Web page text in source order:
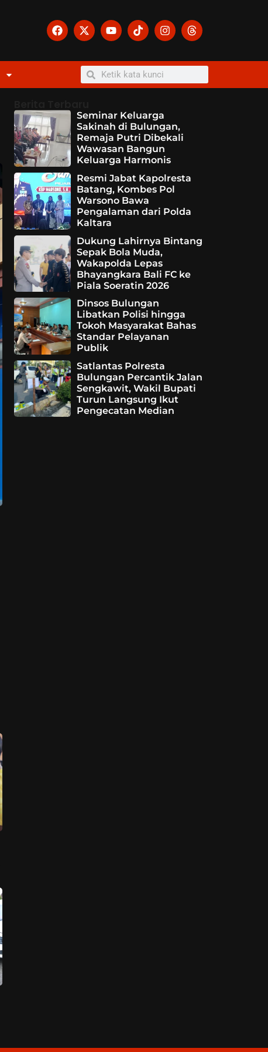
Seminar Keluarga
Sakinah di Bulungan,
Remaja Putri Dibekali
Wawasan Bangun
Keluarga Harmonis
Resmi Jabat Kapolresta
Batang, Kombes Pol
Warsono Bawa
Pengalaman dari Polda
Kaltara
Dukung Lahirnya Bintang
Sepak Bola Muda,
Wakapolda Lepas
Bhayangkara Bali FC ke
Piala Soeratin 2026
Dinsos Bulungan
Libatkan Polisi hingga
Tokoh Masyarakat Bahas
Standar Pelayanan
Publik
Satlantas Polresta
Bulungan Percantik Jalan
Sengkawit, Wakil Bupati
Turun Langsung Ikut
Pengecatan Median